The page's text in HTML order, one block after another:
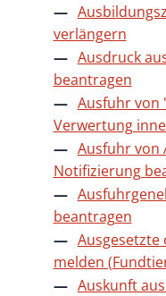
verlängern
Ausdruck
beantragen
Ausfuhr von
Verwertung
Ausfuhr von
Notifizierung
beantragen
melden
Auskunft